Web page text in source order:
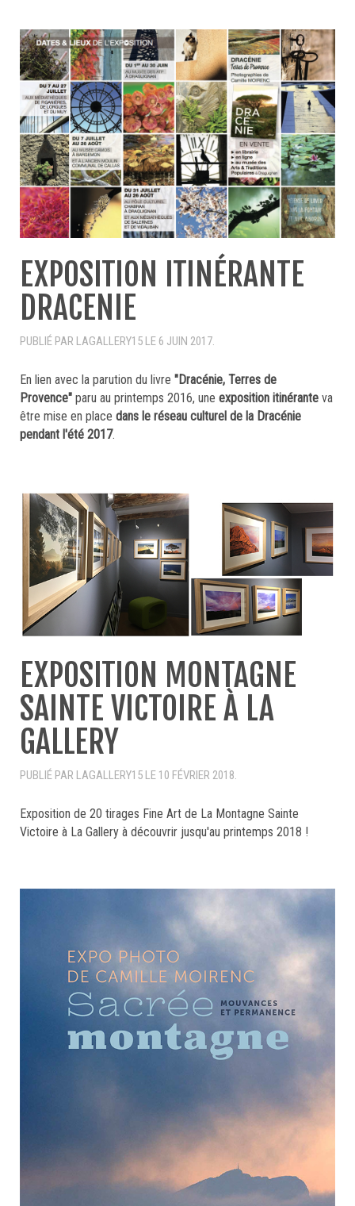
EXPOSITION ITINÉRANTE
DRACENIE
PUBLIÉ PAR LAGALLERY15 LE 6 JUIN 2017.
En lien avec la parution du livre "Dracénie, Terres de
Provence" paru au printemps 2016, une exposition itinérante va
être mise en place dans le réseau culturel de la Dracénie
pendant l'été 2017.
EXPOSITION MONTAGNE
SAINTE VICTOIRE À LA
GALLERY
PUBLIÉ PAR LAGALLERY15 LE 10 FÉVRIER 2018.
Exposition de 20 tirages Fine Art de La Montagne Sainte
Victoire à La Gallery à découvrir jusqu'au printemps 2018 !